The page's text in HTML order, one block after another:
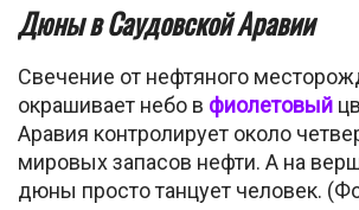
Дюны в Саудовской Аравии
Свечение от нефтяного
окрашивает небо в фиолетовый
Аравия контролирует около
мировых запасов нефти. А на
дюны просто танцует человек.